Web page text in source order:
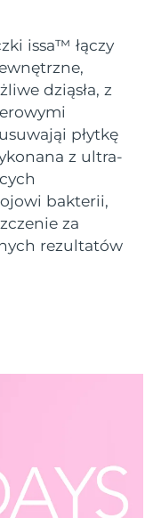
issa™ łączy
dziąsła, z
płytkę
z ultra-
bakterii,
za
rezultatów